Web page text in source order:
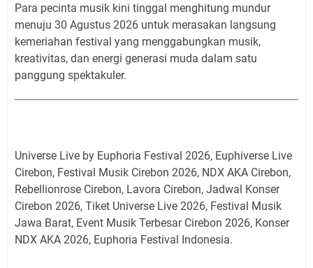
Para pecinta musik kini tinggal menghitung mundur
menuju 30 Agustus 2026 untuk merasakan langsung
kemeriahan festival yang menggabungkan musik,
kreativitas, dan energi generasi muda dalam satu
panggung spektakuler.
Universe Live by Euphoria Festival 2026, Euphiverse Live
Cirebon, Festival Musik Cirebon 2026, NDX AKA Cirebon,
Rebellionrose Cirebon, Lavora Cirebon, Jadwal Konser
Cirebon 2026, Tiket Universe Live 2026, Festival Musik
Jawa Barat, Event Musik Terbesar Cirebon 2026, Konser
NDX AKA 2026, Euphoria Festival Indonesia.